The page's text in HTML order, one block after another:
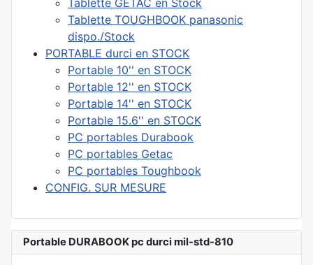
Tablette TOUGHBOOK panasonic
dispo./Stock
PORTABLE durci en STOCK
Portable 10'' en STOCK
Portable 12'' en STOCK
Portable 14'' en STOCK
Portable 15.6'' en STOCK
PC portables Durabook
PC portables Getac
PC portables Toughbook
CONFIG. SUR MESURE
Portable DURABOOK pc durci mil-std-810